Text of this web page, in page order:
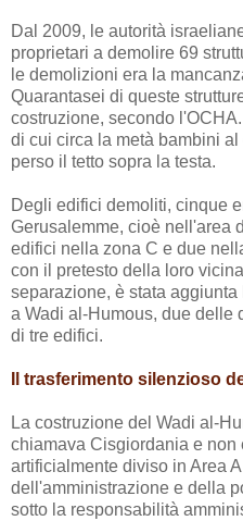
Dal 2009, le autorità
proprietari a demolire 69
le demolizioni era la
Quarantasei di queste
costruzione, secondo
di cui circa la metà bambini
perso il tetto sopra la testa.
Degli edifici demoliti, cinque
Gerusalemme, cioè nell'area
edifici nella zona C e due
con il pretesto della loro
separazione, è stata
a Wadi al-Humous, due delle
di tre edifici.
Il trasferimento silenzioso
La costruzione del Wadi al-
chiamava Cisgiordania e non
artificialmente diviso in Area
dell'amministrazione e della
sotto la responsabilità